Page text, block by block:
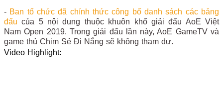
- Ban tổ chức đã chính thức công bố danh sách các bảng
đấu của 5 nội dung thuộc khuôn khổ giải đấu AoE Việt
Nam Open 2019. Trong giải đấu lần này, AoE GameTV và
game thủ Chim Sẻ Đi Nắng sẽ không tham dự.
Video Highlight: